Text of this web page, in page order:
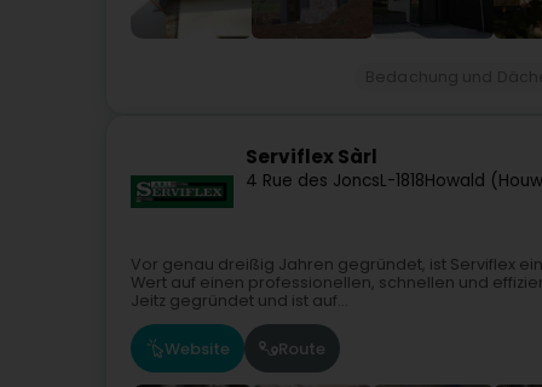
Serviflex Sàrl
4 Rue des JoncsL-1818Howald
Vor genau dreißig Jahren gegründet, ist Serviflex
Wert auf einen professionellen, schnellen und
Jeitz gegründet und ist auf...
Website Route